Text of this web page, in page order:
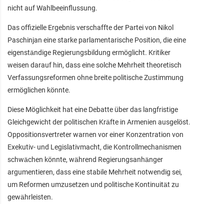
nicht auf Wahlbeeinflussung.
Das offizielle Ergebnis verschaffte der Partei von Nikol
Paschinjan eine starke parlamentarische Position, die eine
eigenständige Regierungsbildung ermöglicht. Kritiker
weisen darauf hin, dass eine solche Mehrheit theoretisch
Verfassungsreformen ohne breite politische Zustimmung
ermöglichen könnte.
Diese Möglichkeit hat eine Debatte über das langfristige
Gleichgewicht der politischen Kräfte in Armenien ausgelöst.
Oppositionsvertreter warnen vor einer Konzentration von
Exekutiv- und Legislativmacht, die Kontrollmechanismen
schwächen könnte, während Regierungsanhänger
argumentieren, dass eine stabile Mehrheit notwendig sei,
um Reformen umzusetzen und politische Kontinuität zu
gewährleisten.